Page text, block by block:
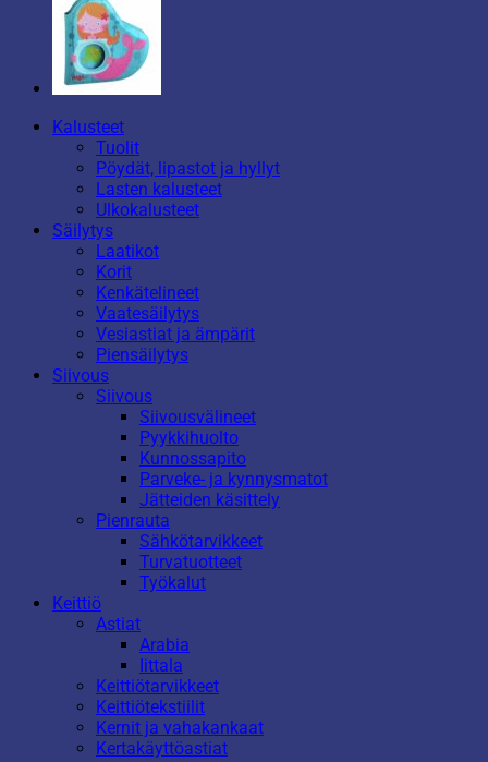
Kalusteet
Tuolit
Pöydät, lipastot ja hyllyt
Lasten kalusteet
Ulkokalusteet
Säilytys
Laatikot
Korit
Kenkätelineet
Vaatesäilytys
Vesiastiat ja ämpärit
Piensäilytys
Siivous
Siivous
Siivousvälineet
Pyykkihuolto
Kunnossapito
Parveke- ja kynnysmatot
Jätteiden käsittely
Pienrauta
Sähkötarvikkeet
Turvatuotteet
Työkalut
Keittiö
Astiat
Arabia
Iittala
Keittiötarvikkeet
Keittiötekstiilit
Kernit ja vahakankaat
Kertakäyttöastiat